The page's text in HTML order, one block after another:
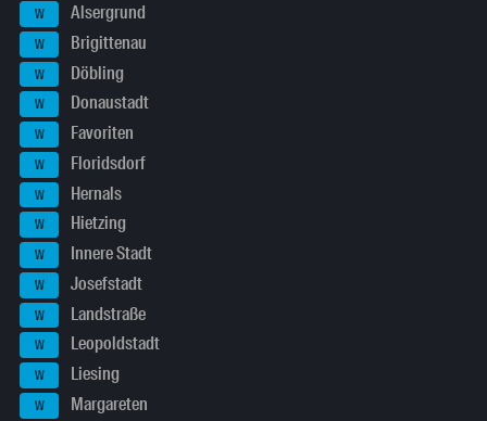
W Alsergrund
W Brigittenau
W Döbling
W Donaustadt
W Favoriten
W Floridsdorf
W Hernals
W Hietzing
W Innere Stadt
W Josefstadt
W Landstraße
W Leopoldstadt
W Liesing
W Margareten